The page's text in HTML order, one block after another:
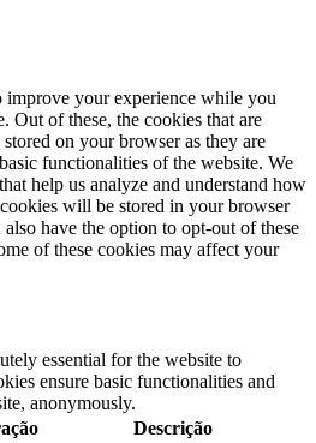
improve your experience while you
Out of these, the cookies that are
stored on your browser as they are
functionalities of the website. We
help us analyze and understand how
will be stored in your browser
have the option to opt-out of these
of these cookies may affect your
essential for the website to
ensure basic functionalities and
anonymously.
Descrição